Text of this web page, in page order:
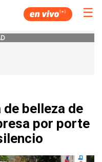
☰
belleza de
por porte